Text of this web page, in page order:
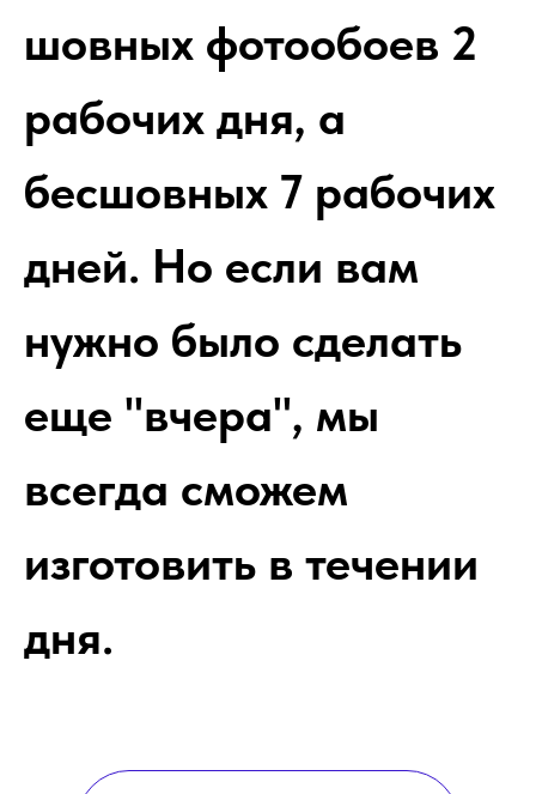
шовных фотообоев 2
рабочих дня, а
бесшовных 7 рабочих
дней. Но если вам
нужно было сделать
еще "вчера", мы
всегда сможем
изготовить в течении
дня.